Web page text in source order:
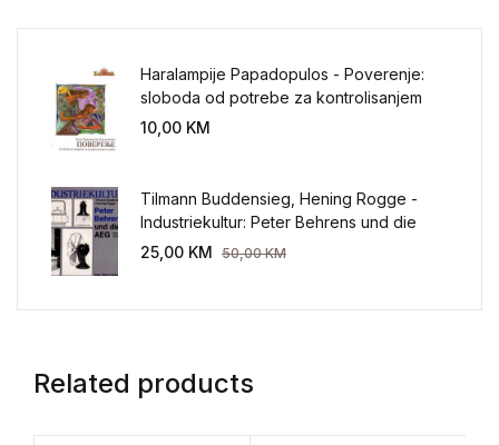
Haralampije Papadopulos - Poverenje:
sloboda od potrebe za kontrolisanjem
sveta
10,00 KM
Tilmann Buddensieg, Hening Rogge -
Industriekultur: Peter Behrens und die
AEG 1907-1914.
25,00 KM 50,00KM
Related products